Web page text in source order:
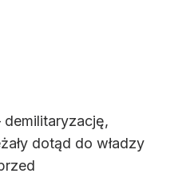
dotąd do władzy